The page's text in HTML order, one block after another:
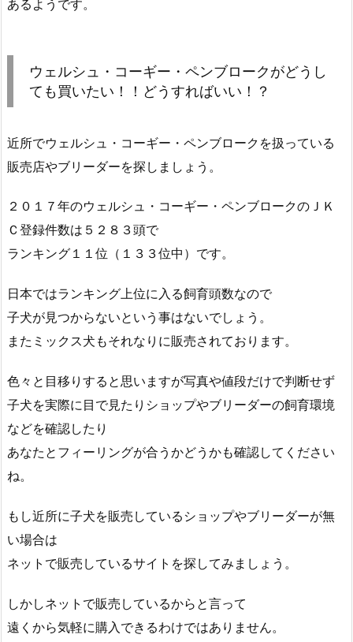
あるようです。
ウェルシュ・コーギー・ペンブロークがどうし
ても買いたい！！どうすればいい！？
近所でウェルシュ・コーギー・ペンブロークを扱っている
販売店やブリーダーを探しましょう。
２０１７年のウェルシュ・コーギー・ペンブロークのＪＫ
Ｃ登録件数は５２８３頭で
ランキング１１位（１３３位中）です。
日本ではランキング上位に入る飼育頭数なので
子犬が見つからないという事はないでしょう。
またミックス犬もそれなりに販売されております。
色々と目移りすると思いますが写真や値段だけで判断せず
子犬を実際に目で見たりショップやブリーダーの飼育環境
などを確認したり
あなたとフィーリングが合うかどうかも確認してください
ね。
もし近所に子犬を販売しているショップやブリーダーが無
い場合は
ネットで販売しているサイトを探してみましょう。
しかしネットで販売しているからと言って
遠くから気軽に購入できるわけではありません。